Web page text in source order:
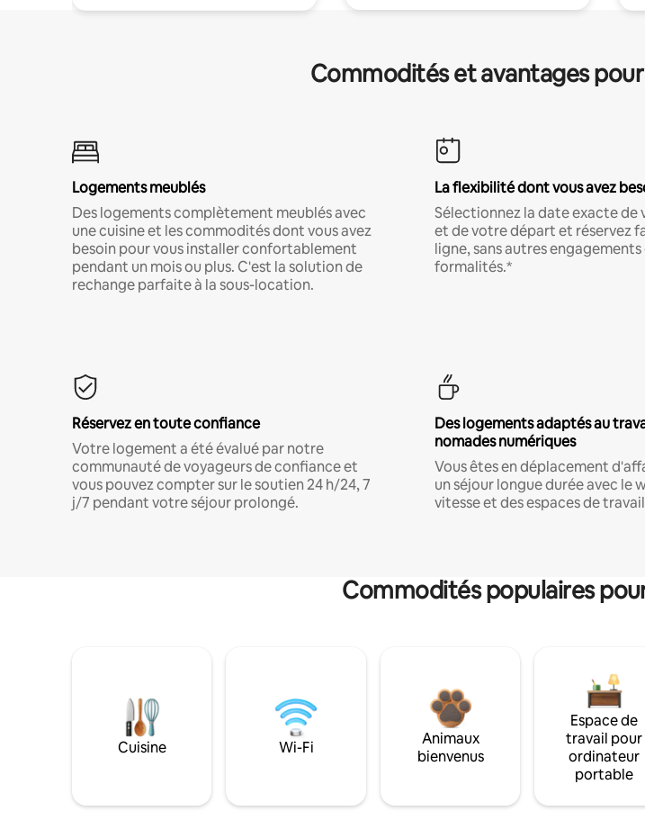
Commodités et avantages
Logements meublés
Des logements complètement meublés avec
une cuisine et les commodités dont vous avez
besoin pour vous installer confortablement
pendant un mois ou plus. C'est la solution de
rechange parfaite à la sous-location.
La flexibilité dont vous avez
Sélectionnez la date exacte de
et de votre départ et réservez
ligne, sans autres engagements
formalités.*
Réservez en toute confiance
Votre logement a été évalué par notre
communauté de voyageurs de confiance et
vous pouvez compter sur le soutien 24 h/24, 7
j/7 pendant votre séjour prolongé.
Des logements adaptés au
nomades numériques
Vous êtes en déplacement
un séjour longue durée avec le
vitesse et des espaces de
Commodités populaires
Cuisine Wi-Fi
Animaux
bienvenus
Espace de
travail pour
ordinateur
portable